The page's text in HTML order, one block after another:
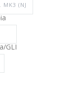
MK3 (NJ
GLI